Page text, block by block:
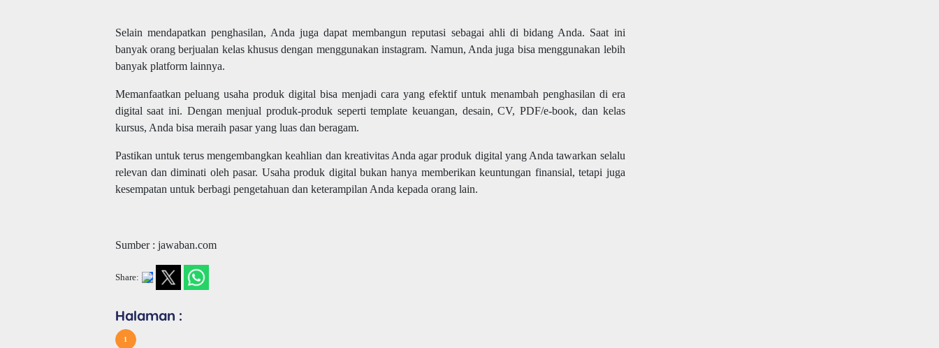
Selain mendapatkan penghasilan, Anda juga dapat membangun reputasi sebagai ahli di bidang Anda. Saat ini
banyak orang berjualan kelas khusus dengan menggunakan instagram. Namun, Anda juga bisa menggunakan lebih
banyak platform lainnya.
Memanfaatkan peluang usaha produk digital bisa menjadi cara yang efektif untuk menambah penghasilan di era
digital saat ini. Dengan menjual produk-produk seperti template keuangan, desain, CV, PDF/e-book, dan kelas
kursus, Anda bisa meraih pasar yang luas dan beragam.
Pastikan untuk terus mengembangkan keahlian dan kreativitas Anda agar produk digital yang Anda tawarkan selalu
relevan dan diminati oleh pasar. Usaha produk digital bukan hanya memberikan keuntungan finansial, tetapi juga
kesempatan untuk berbagi pengetahuan dan keterampilan Anda kepada orang lain.
Sumber : jawaban.com
Share:
Halaman :
1